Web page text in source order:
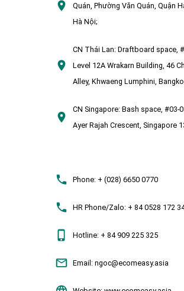
Quán, Phường Văn Quán, Quận
Hà Nội;
CN Thái Lan: Draftboard space,
Level 12A Wrakarn Building, 46
Alley, Khwaeng Lumphini,
CN Singapore: Bash space, #03-
Ayer Rajah Crescent, Singapore
Phone:+ (028) 6650 0770
HR Phone/Zalo:+ 84 0528 172
Hotline:+ 84 909 225 325
Email: ngoc@ecomeasy.asia